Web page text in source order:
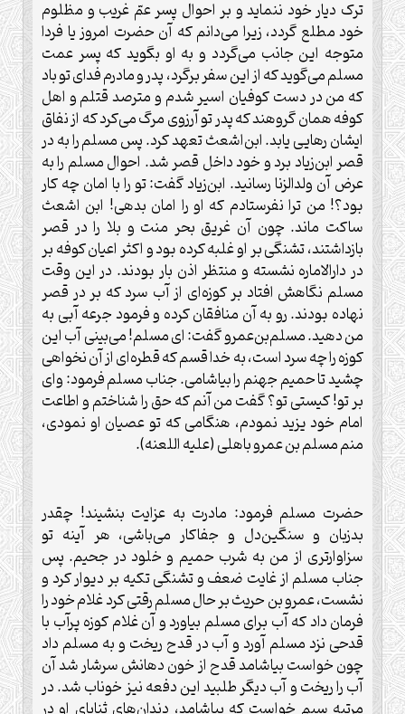
ترک دیار خود ننماید و بر احوال پسر عمّ غریب و مظلوم
خود مطلع گردد، زیرا می‌دانم که آن حضرت امروز یا فردا
متوجه این جانب می‌گردد و به او بگوید که پسر عمت
مسلم می‌گوید که از این سفر برگرد، پدر و مادرم فدای تو باد
که من در دست کوفیان اسیر شدم و مترصد قتلم و اهل
کوفه همان گروهند که پدر تو آرزوی مرگ می‌کرد که از نفاق
ایشان رهایی یابد. ابن‌اشعث تعهد کرد. پس مسلم را به در
قصر ابن‌زیاد برد و خود داخل قصر شد. احوال مسلم را به
عرض آن ولدالزنا رسانید. ابن‌زیاد گفت: تو را با امان چه کار
بود؟! من ترا نفرستادم که او را امان بدهی! ابن اشعث
ساکت ماند. چون آن غریق بحر منت و بلا را در قصر
بازداشتند، تشنگی بر او غلبه کرده بود و اکثر اعیان کوفه بر
در دارالاماره نشسته و منتظر اذن بار بودند. در این وقت
مسلم نگاهش افتاد بر کوزه‌ای از آب سرد که بر در قصر
نهاده بودند. رو به آن منافقان کرده و فرمود جرعه آبی به
من دهید. مسلم‌بن‌عمرو گفت: ای مسلم! می‌بینی آب این
کوزه را چه سرد است، به خدا قسم که قطره‌ای از آن نخواهی
چشید تا حمیم جهنم را بیاشامی. جناب مسلم فرمود: وای
بر تو! کیستی تو؟ گفت من آنم که حق را شناختم و اطاعت
امام خود یزید نمودم، هنگامی که تو عصیان او نمودی،
منم مسلم بن عمرو باهلی (علیه اللعنه).
حضرت مسلم فرمود: مادرت به عزایت بنشیند! چقدر
بدزبان و سنگین‌دل و جفاکار می‌باشی، هر آینه تو
سزاوارتری از من به شرب حمیم و خلود در جحیم. پس
جناب مسلم از غایت ضعف و تشنگی تکیه بر دیوار کرد و
نشست، عمرو بن حریث بر حال مسلم رقتی کرد غلام خود را
فرمان داد که آب برای مسلم بیاورد و آن غلام کوزه پرآب با
قدحی نزد مسلم آورد و آب در قدح ریخت و به مسلم داد
چون خواست بیاشامد قدح از خون دهانش سرشار شد آن
آب را ریخت و آب دیگر طلبید این دفعه نیز خوناب شد. در